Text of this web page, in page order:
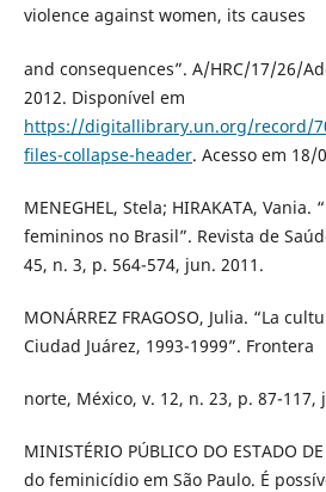
violence against women, its causes
and consequences”. A/HRC/17/26/
2012. Disponível em
https://digitallibrary.un.org/record/
files-collapse-header. Acesso em 18/
MENEGHEL, Stela; HIRAKATA,
femininos no Brasil”. Revista de
45, n. 3, p. 564-574, jun. 2011.
MONÁRREZ FRAGOSO, Julia. “La
Ciudad Juárez, 1993-1999”. Frontera
norte, México, v. 12, n. 23, p. 87-117,
MINISTÉRIO PÚBLICO DO ESTADO
do feminicídio em São Paulo. É